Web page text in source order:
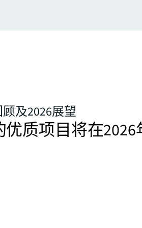
及2026展望
质项目将在2026